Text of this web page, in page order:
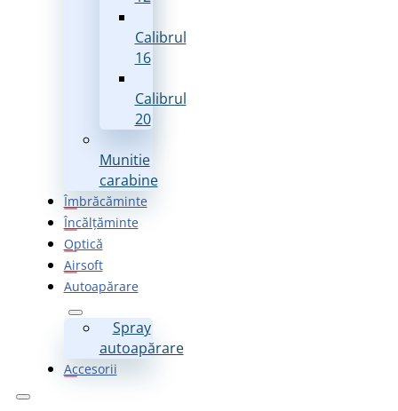
Calibrul
16
Calibrul
20
Munitie
carabine
Îmbrăcăminte
Încălțăminte
Optică
Airsoft
Autoapărare
Spray
autoapărare
Accesorii